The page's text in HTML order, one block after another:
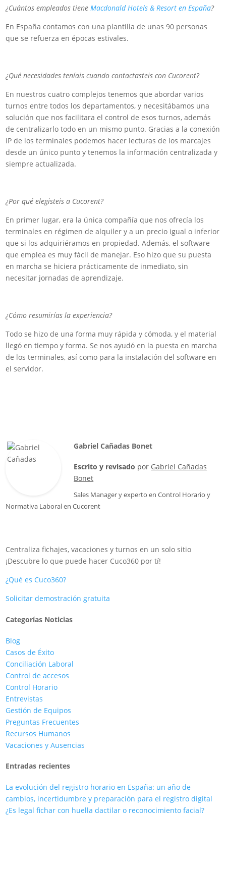
¿Cuántos empleados tieneMacdonald Hotels & Resort en España?
En España contamos con una plantilla de unas 90 personas
que se refuerza en épocas estivales.
¿Qué necesidades teníais cuando contactasteis con Cucorent?
En nuestros cuatro complejos tenemos que abordar varios
turnos entre todos los departamentos, y necesitábamos una
solución que nos facilitara el control de esos turnos, además
de centralizarlo todo en un mismo punto. Gracias a la conexión
IP de los terminales podemos hacer lecturas de los marcajes
desde un único punto y tenemos la información centralizada y
siempre actualizada.
¿Por qué elegisteis a Cucorent?
En primer lugar, era la única compañía que nos ofrecía los
terminales en régimen de alquiler y a un precio igual o inferior
que si los adquiriéramos en propiedad. Además, el software
que emplea es muy fácil de manejar. Eso hizo que su puesta
en marcha se hiciera prácticamente de inmediato, sin
necesitar jornadas de aprendizaje.
¿Cómo resumirías la experiencia?
Todo se hizo de una forma muy rápida y cómoda, y el material
llegó en tiempo y forma. Se nos ayudó en la puesta en marcha
de los terminales, así como para la instalación del software en
el servidor.
Gabriel Cañadas Bonet
Escrito y revisado por Gabriel Cañadas
Bonet
Sales Managery experto en Control Horario y
Normativa Laboral enCucorent
Centraliza fichajes, vacaciones y turnos en un solo sitio
¡Descubre lo que puede hacer Cuco360 por tí!
¿Qué es Cuco360?
Solicitar demostración gratuita
Categorías Noticias
Blog
Casos de Éxito
Conciliación Laboral
Control de accesos
Control Horario
Entrevistas
Gestión de Equipos
Preguntas Frecuentes
Recursos Humanos
Vacaciones y Ausencias
Entradas recientes
La evolución del registro horario en España: un año de
cambios, incertidumbre y preparación para el registro digital
¿Es legal fichar con huella dactilar o reconocimiento facial?